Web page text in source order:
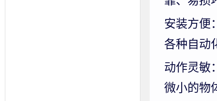
安装方便
各种自动
动作灵敏
微小的物